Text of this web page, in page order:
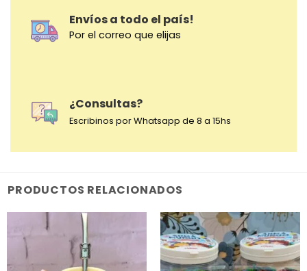
Envíos a todo el país!
Por el correo que elijas
¿Consultas?
Escribinos por Whatsapp de 8 a 15hs
PRODUCTOS RELACIONADOS